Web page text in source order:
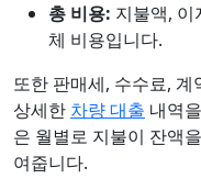
총 비용: 지불액, 이
체 비용입니다.
또한 판매세, 수수료,
상세한 차량 대출 내역
은 월별로 지불이 잔액
여줍니다.